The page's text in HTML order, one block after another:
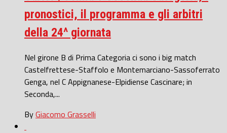
pronostici, il programma e gli arbitri
della 24^ giornata
Nel girone B di Prima Categoria ci sono i big match
Castelfrettese-Staffolo e Montemarciano-Sassoferrato
Genga, nel C Appignanese-Elpidiense Cascinare; in
Seconda,...
ByGiacomo Grasselli